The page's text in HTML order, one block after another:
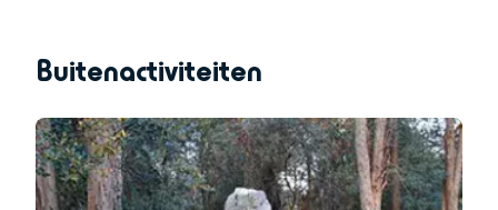
Buitenactiviteiten